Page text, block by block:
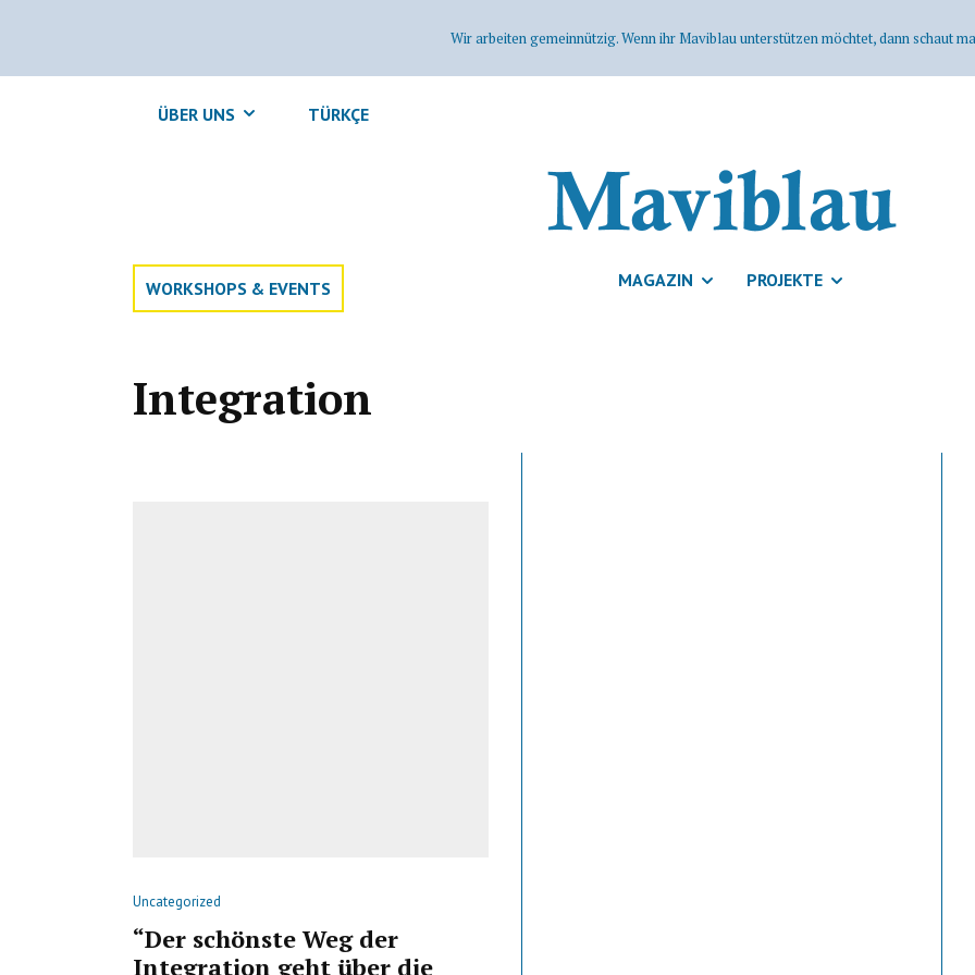
Wir arbeiten gemeinnützig. Wenn ihr Maviblau unterstützen möchtet, dann schaut
ÜBER UNS TÜRKÇE
WORKSHOPS & EVENTS MAGAZIN PROJEKTE
Integration
Uncategorized
“Der schönste Weg der
Integration geht über die